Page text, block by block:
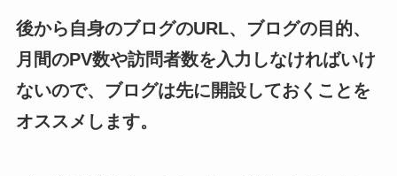
後から自身のブログのURL、ブログの目的、
月間のPV数や訪問者数を入力しなければいけ
ないので、ブログは先に開設しておくことを
オススメします。